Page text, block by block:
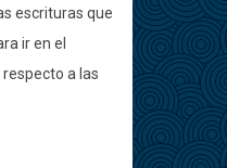
escrituras que
ir en el
a las